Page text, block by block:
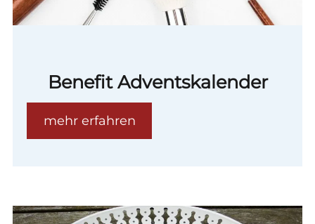
Benefit Adventskalender
mehr erfahren